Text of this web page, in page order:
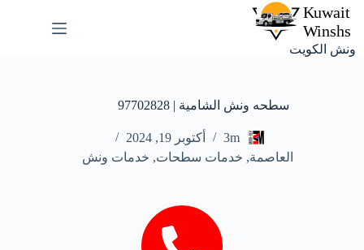
ونش الكويت
سطحه ونش الشامية | 97702828
3m
أكتوبر 19, 2024
العاصمة, خدمات سطحات, خدمات ونش